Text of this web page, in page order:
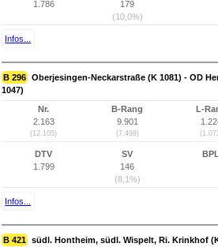
1.786
179
(10,0%)
Infos...
B 296 Oberjesingen-Neckarstraße (K 1081) - OD
1047)
Nr.
2.163
(12.105)
B-Rang
9.901
(7.498)
L-
DTV
1.799
SV
146
(8,1%)
BPL
Infos...
B 421 südl. Hontheim, südl. Wispelt, Ri. Krinkhof